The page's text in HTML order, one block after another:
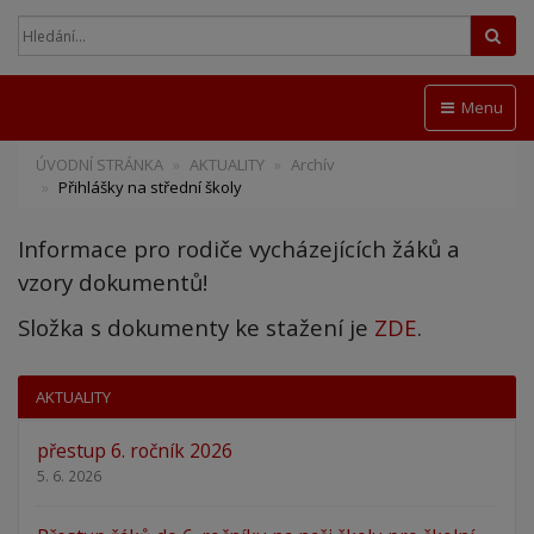
Menu
ÚVODNÍ STRÁNKA AKTUALITY
Archív
Přihlášky na střední školy
Informace pro rodiče vycházejících žáků a
vzory dokumentů!
Složka s dokumenty ke stažení je ZDE.
AKTUALITY
přestup 6. ročník 2026
5. 6. 2026